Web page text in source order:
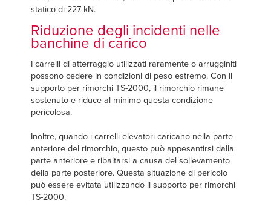
statico di 227 kN.
Riduzione degli incidenti nelle
banchine di carico
I carrelli di atterraggio utilizzati raramente o arrugginiti
possono cedere in condizioni di peso estremo. Con il
supporto per rimorchi TS-2000, il rimorchio rimane
sostenuto e riduce al minimo questa condizione
pericolosa.
Inoltre, quando i carrelli elevatori caricano nella parte
anteriore del rimorchio, questo può appesantirsi dalla
parte anteriore e ribaltarsi a causa del sollevamento
della parte posteriore. Questa situazione di pericolo
può essere evitata utilizzando il supporto per rimorchi
TS-2000.